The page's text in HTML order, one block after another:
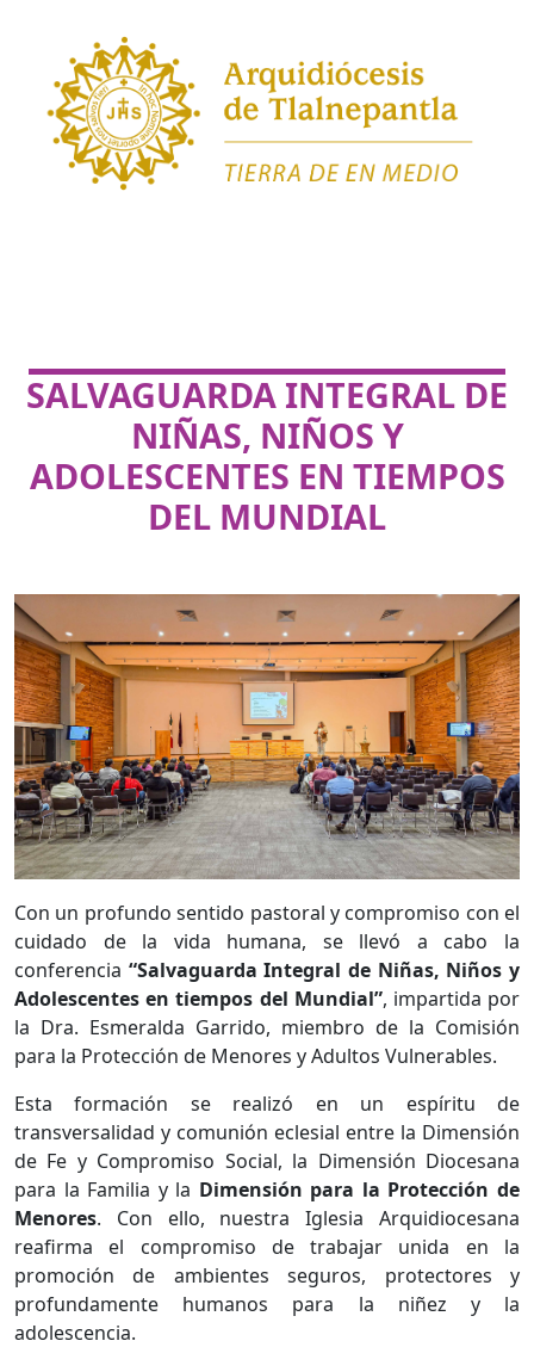
SALVAGUARDA INTEGRAL DE
NIÑAS, NIÑOS Y
ADOLESCENTES EN TIEMPOS
DEL MUNDIAL
Con un profundo sentido pastoral y compromiso con el
cuidado de la vida humana, se llevó a cabo la
conferencia “Salvaguarda Integral de Niñas, Niños y
Adolescentes en tiempos del Mundial”, impartida por
la Dra. Esmeralda Garrido, miembro de la Comisión
para la Protección de Menores y Adultos Vulnerables.
Esta formación se realizó en un espíritu de
transversalidad y comunión eclesial entre la Dimensión
de Fe y Compromiso Social, la Dimensión Diocesana
para la Familia y la Dimensión para la Protección de
Menores. Con ello, nuestra Iglesia Arquidiocesana
reafirma el compromiso de trabajar unida en la
promoción de ambientes seguros, protectores y
profundamente humanos para la niñez y la
adolescencia.